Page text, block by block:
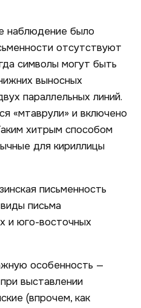
наблюдение было
отсутствуют
символы могут быть
выносных
параллельных линий.
«мтаврули» и включено
хитрым способом
для кириллицы
письменность
письма
и юго-восточных
особенность —
выставлении
(впрочем, как